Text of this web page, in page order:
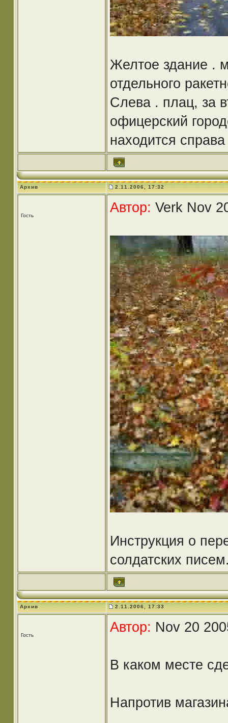
Желтое здание .
отдельного
Слева . плац, за
офицерский
находится
Архив 2.11.2006, 17:32
Гость
Автор: Verk Nov
Инструкция о
солдатских
Архив 2.11.2006, 17:33
Гость
Автор: Nov 20
В каком месте
Напротив